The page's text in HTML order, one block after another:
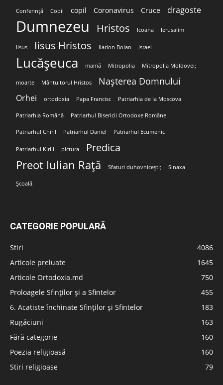
Conferință Copii copil Coronavirus Cruce dragoste
Dumnezeu Hristos Icoana Ierusalim
Iisus Iisus Hristos Ilarion Boian Israel
Lucășeuca mamă Mitropolia Mitropolia Moldovei;
moarte Mântuitorul Hristos Nașterea Domnului
Orhei ortodoxia Papa Francisc Patriarhia de la Moscova
Patriarhia Română Patriarhul Bisericii Ortodoxe Române
Patriarhul Chiril Patriarhul Daniel Patriarhul Ecumenic
Patriarhul Kirill pictura Predica
Preot Iulian Rață Sfaturi duhovnicești; Sinaxa
Școală
CATEGORIE POPULARĂ
Stiri
4086
Articole preluate
1645
Articole Ortodoxia.md
750
Proloagele Sfinților și a Sfintelor
455
6. Acatiste închinate Sfinților și Sfintelor
183
Rugăciuni
163
Fără categorie
160
Poezia religioasă
160
Stiri religioase
79